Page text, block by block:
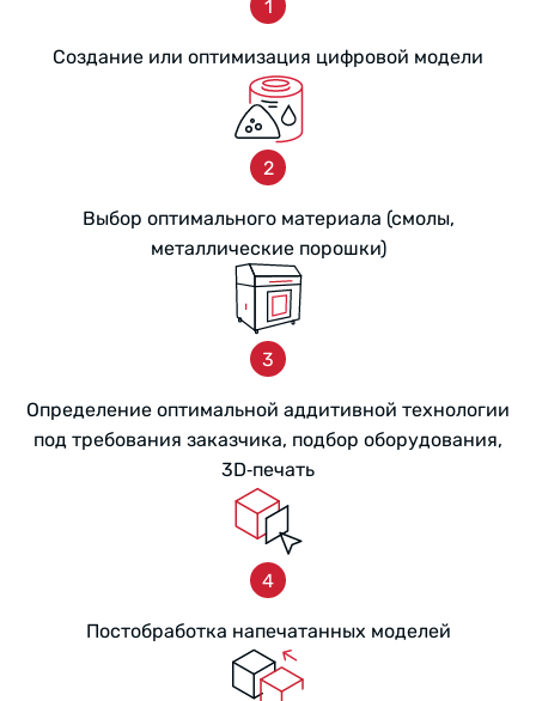
Cоздание или оптимизация цифровой модели
Выбор оптимального материала (смолы,
металлические порошки)
Определение оптимальной аддитивной технологии
под требования заказчика, подбор оборудования,
3D‑печать
Постобработка напечатанных моделей